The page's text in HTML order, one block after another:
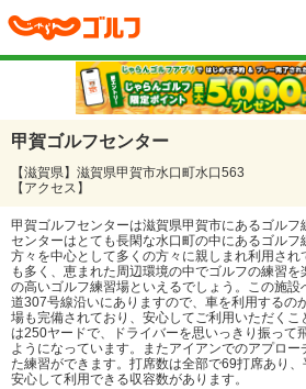
甲賀ゴルフセンター
【滋賀県】滋賀県甲賀市水口町水口563
【アクセス】
甲賀ゴルフセンターは滋賀県甲賀市にあるゴル
センターはとても長閑な水口町の中にあるゴル
方々を中心として多くの方々に親しまれ利用さ
も多く、恵まれた周辺環境の中でゴルフの練習
の高いゴルフ練習場といえるでしょう。この施
道307号線沿いにありますので、車を利用するの
場も完備されており、安心してご利用いただく
は250ヤードで、ドライバーを思いっきり振って
ようになっています。またアイアンでのアプロー
た練習ができます。打席数は全部で69打席あり
安心して利用できる収容数があります。